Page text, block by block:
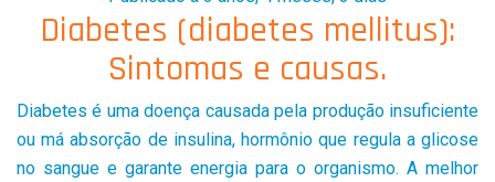
Diabetes (diabetes mellitus):
Sintomas e causas.
Diabetes é uma doença causada pela produção insuficiente
ou má absorção de insulina, hormônio que regula a glicose
no sangue e garante energia para o organismo. A melhor